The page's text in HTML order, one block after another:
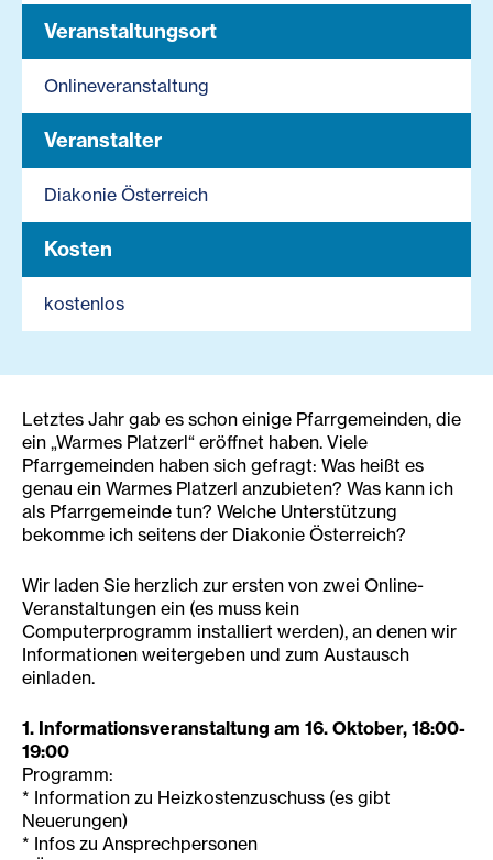
Veranstaltungsort
Onlineveranstaltung
Veranstalter
Diakonie Österreich
Kosten
kostenlos
Letztes Jahr gab es schon einige Pfarrgemeinden, die
ein „Warmes Platzerl“ eröffnet haben. Viele
Pfarrgemeinden haben sich gefragt: Was heißt es
genau ein Warmes Platzerl anzubieten? Was kann ich
als Pfarrgemeinde tun? Welche Unterstützung
bekomme ich seitens der Diakonie Österreich?
Wir laden Sie herzlich zur ersten von zwei Online-
Veranstaltungen ein (es muss kein
Computerprogramm installiert werden), an denen wir
Informationen weitergeben und zum Austausch
einladen.
1. Informationsveranstaltung am 16. Oktober, 18:00-
19:00
Programm:
* Information zu Heizkostenzuschuss (es gibt
Neuerungen)
* Infos zu Ansprechpersonen